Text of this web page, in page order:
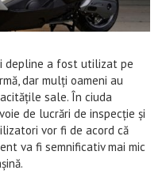
depline a fost utilizat pe
dar mulți oameni au
sale. În ciuda
de lucrări de inspecție și
vor fi de acord că
va fi semnificativ mai mic